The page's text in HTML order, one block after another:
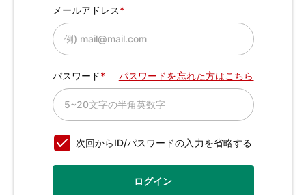
メールアドレス
パスワード パスワードを忘れた方はこちら
次回からID/パスワードの入力を省略する
ログイン